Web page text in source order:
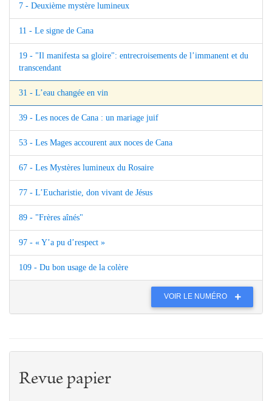
7 - Deuxième mystère lumineux
11 - Le signe de Cana
19 - "Il manifesta sa gloire": entrecroisements de l’immanent et du
transcendant
31 - L’eau changée en vin
39 - Les noces de Cana : un mariage juif
53 - Les Mages accourent aux noces de Cana
67 - Les Mystères lumineux du Rosaire
77 - L’Eucharistie, don vivant de Jésus
89 - "Frères aînés"
97 - « Y’a pu d’respect »
109 - Du bon usage de la colère
VOIR LE NUMÉRO
Revue papier